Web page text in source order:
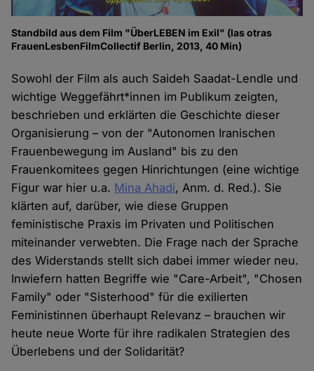
Standbild aus dem Film "ÜberLEBEN im Exil" (las otras
FrauenLesbenFilmCollectif Berlin, 2013, 40 Min)
Sowohl der Film als auch Saideh Saadat-Lendle und
wichtige Weggefährt*innen im Publikum zeigten,
beschrieben und erklärten die Geschichte dieser
Organisierung – von der "Autonomen Iranischen
Frauenbewegung im Ausland" bis zu den
Frauenkomitees gegen Hinrichtungen (eine wichtige
Figur war hier u.a. Mina Ahadi, Anm. d. Red.). Sie
klärten auf, darüber, wie diese Gruppen
feministische Praxis im Privaten und Politischen
miteinander verwebten. Die Frage nach der Sprache
des Widerstands stellt sich dabei immer wieder neu.
Inwiefern hatten Begriffe wie "Care-Arbeit", "Chosen
Family" oder "Sisterhood" für die exilierten
Feministinnen überhaupt Relevanz – brauchen wir
heute neue Worte für ihre radikalen Strategien des
Überlebens und der Solidarität?